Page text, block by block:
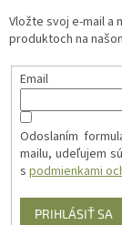
Vložte svoj e-mail a
produktoch na
Email
Odoslaním
mailu, udeľujem
s podmienkami
PRIHLÁSIŤ SA